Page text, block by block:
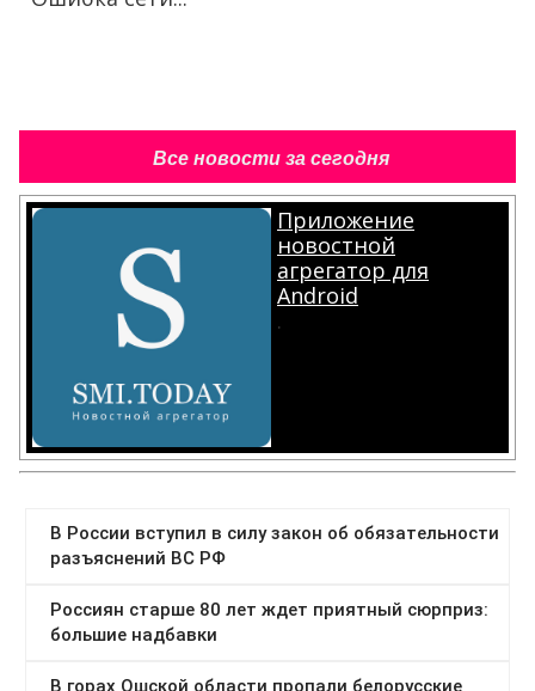
Все новости за сегодня
Приложение
новостной
агрегатор для
Android
.